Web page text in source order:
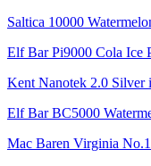
Saltica 10000
Elf Bar Pi9000 Cola Ice
Kent Nanotek 2.0 Silver
Elf Bar BC5000
Mac Baren Virginia